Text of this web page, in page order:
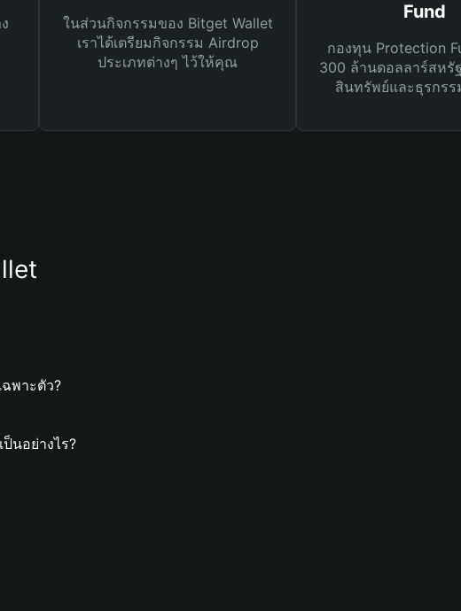
ในส่วนกิจกรรมของ Bitget Wallet
เราได้เตรียมกิจกรรม Airdrop
ประเภทต่างๆ ไว้ให้คุณ
Fund
กองทุน Protection
300 ล้านดอลลาร์สหรั
สินทรัพย์และธุรกร
พาะตัว?
นอย่างไร?